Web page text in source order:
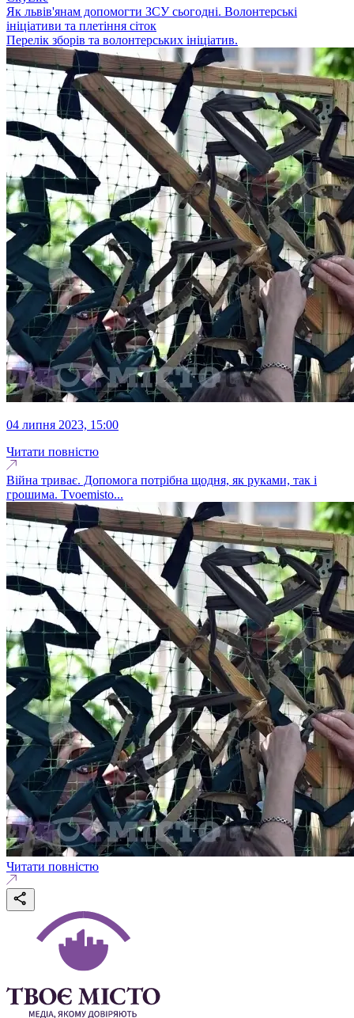
Як львів'янам допомогти ЗСУ сьогодні. Волонтерські
ініціативи та плетіння сіток
Перелік зборів та волонтерських ініціатив.
04 липня 2023, 15:00
Читати повністю
Війна триває. Допомога потрібна щодня, як руками, так і
грошима. Tvoemisto...
Читати повністю